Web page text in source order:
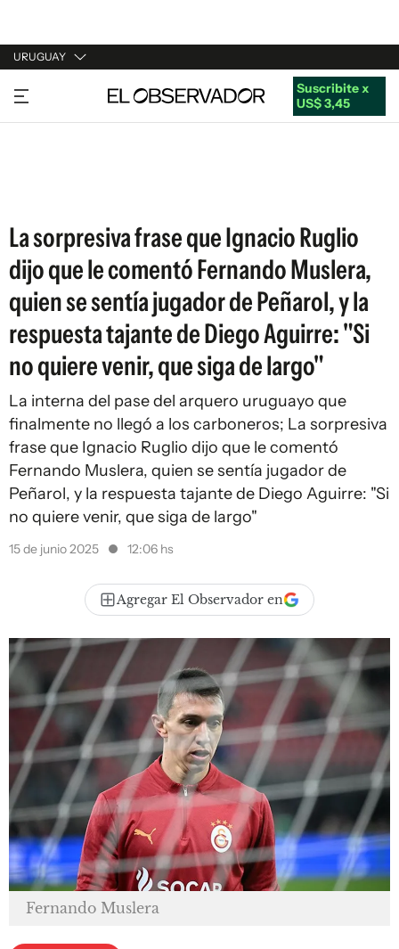
URUGUAY
URUGUAY
ARGENTINA
Suscribite x
US$ 3,45
La sorpresiva frase que Ignacio Ruglio
dijo que le comentó Fernando Muslera,
quien se sentía jugador de Peñarol, y la
respuesta tajante de Diego Aguirre: "Si
no quiere venir, que siga de largo"
La interna del pase del arquero uruguayo que
finalmente no llegó a los carboneros; La sorpresiva
frase que Ignacio Ruglio dijo que le comentó
Fernando Muslera, quien se sentía jugador de
Peñarol, y la respuesta tajante de Diego Aguirre: "Si
no quiere venir, que siga de largo"
15 de junio 2025 12:06 hs
Agregar El Observador en
Fernando Muslera